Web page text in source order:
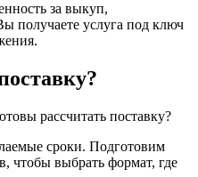
за выкуп,
получаете услуга под ключ
сроки. Подготовим
чтобы выбрать формат, где